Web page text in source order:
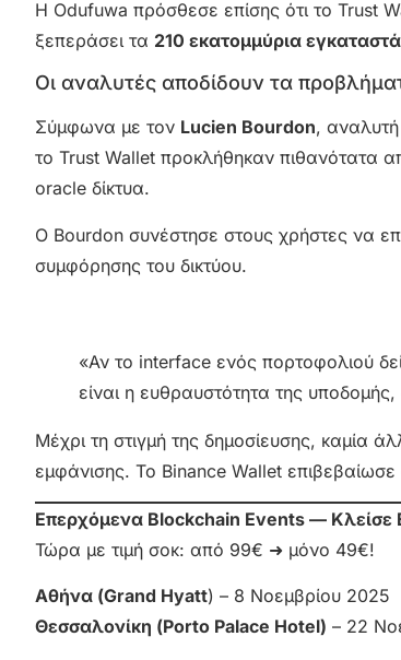
Η Odufuwa πρόσθεσε επίσης ότι το Trust
ξεπεράσει τα 210 εκατομμύρια
Οι αναλυτές αποδίδουν τα
Σύμφωνα με τον Lucien Bourdon,
το Trust Wallet προκλήθηκαν πιθανότατα
oracle δίκτυα.
Ο Bourdon συνέστησε στους χρήστες να
συμφόρησης του δικτύου.
«Αν το interface ενός πορτοφολιού
είναι η ευθραυστότητα της
Μέχρι τη στιγμή της δημοσίευσης, καμία
εμφάνισης. To Binance Wallet
Επερχόμενα Blockchain Events — Κλείσε
Τώρα με τιμή σοκ: από 99€ ➜ μόνο 49€!
Αθήνα (Grand Hyatt) – 8 Νοεμβρίου 2025
Θεσσαλονίκη (Porto Palace Hotel) – 22